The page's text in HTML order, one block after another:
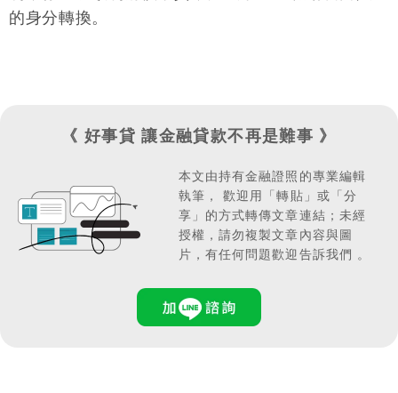
的身分轉換。
《 好事貸 讓金融貸款不再是難事 》
本文由持有金融證照的專業編輯
執筆，
歡迎用「轉貼」或「分
享」的方式轉傳文章連結； 未經
授權，請勿複製文章內容與圖
片，有任何問題歡迎告訴我們 。